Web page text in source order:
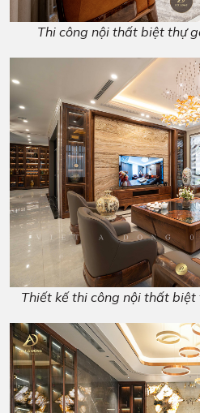
Thi công nội thất biệt thự
Thiết kế thi công nội thất